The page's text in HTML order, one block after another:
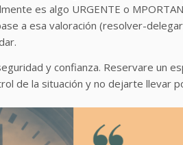
es algo URGENTE o
a esa valoración (resolver-
y confianza. Reservare un
de la situación y no dejarte llevar